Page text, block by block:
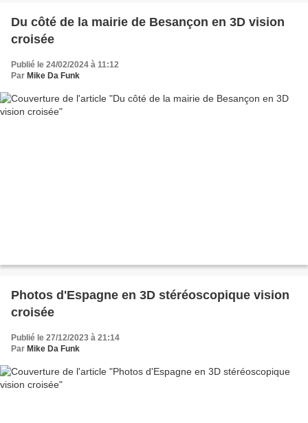
Du côté de la mairie de Besançon en 3D vision
croisée
Publié le 24/02/2024 à 11:12
Par Mike Da Funk
Photos d'Espagne en 3D stéréoscopique vision
croisée
Publié le 27/12/2023 à 21:14
Par Mike Da Funk